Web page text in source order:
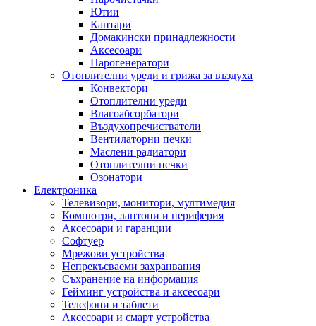
Ютии
Кантари
Домакински принадлежности
Аксесоари
Парогенератори
Отоплителни уреди и грижа за въздуха
Конвектори
Отоплителни уреди
Влагоабсорбатори
Въздухопречистватели
Вентилаторни печки
Маслени радиатори
Отоплителни печки
Озонатори
Електроника
Телевизори, монитори, мултимедия
Компютри, лаптопи и периферия
Аксесоари и гаранции
Софтуер
Мрежови устройства
Непрекъсваеми захранвания
Съхранение на информация
Гейминг устройства и аксесоари
Телефони и таблети
Аксесоари и смарт устройства